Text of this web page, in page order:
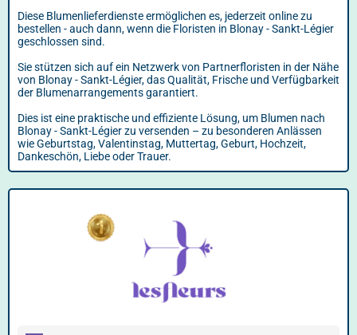
Diese Blumenlieferdienste ermöglichen es, jederzeit online zu
bestellen - auch dann, wenn die Floristen in Blonay - Sankt-Légier
geschlossen sind.
Sie stützen sich auf ein Netzwerk von Partnerfloristen in der Nähe
von Blonay - Sankt-Légier, das Qualität, Frische und Verfügbarkeit
der Blumenarrangements garantiert.
Dies ist eine praktische und effiziente Lösung, um Blumen nach
Blonay - Sankt-Légier zu versenden – zu besonderen Anlässen
wie Geburtstag, Valentinstag, Muttertag, Geburt, Hochzeit,
Dankeschön, Liebe oder Trauer.